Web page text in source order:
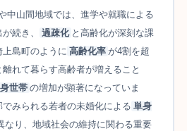
中山間地域では、進学や就職による
続き、
過疎化 と高齢化が深刻な課
島町のように 高齢化率 が4割を超
れて暮らす高齢者が増えること
世帯 の増加が顕著になっていま
みられる若者の未婚化による 単身
なり、地域社会の維持に関わる重要